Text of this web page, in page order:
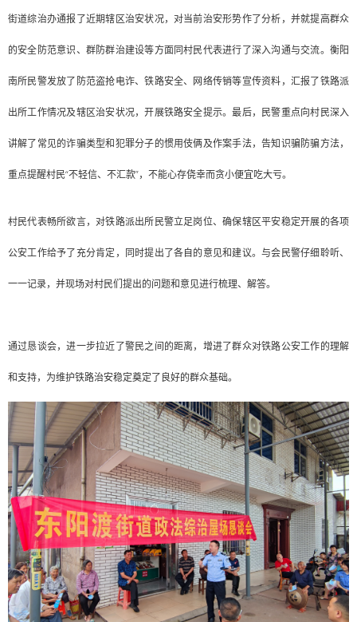
街道综治办通报了近期辖区治安状况，对当前治安形势作了分析，并就提高群众
的安全防范意识、群防群治建设等方面同村民代表进行了深入沟通与交流。衡阳
南所民警发放了防范盗抢电诈、铁路安全、网络传销等宣传资料，汇报了铁路派
出所工作情况及辖区治安状况，开展铁路安全提示。最后，民警重点向村民深入
讲解了常见的诈骗类型和犯罪分子的惯用伎俩及作案手法，告知识骗防骗方法，
重点提醒村民“不轻信、不汇款”，不能心存侥幸而贪小便宜吃大亏。
村民代表畅所欲言，对铁路派出所民警立足岗位、确保辖区平安稳定开展的各项
公安工作给予了充分肯定，同时提出了各自的意见和建议。与会民警仔细聆听、
一一记录，并现场对村民们提出的问题和意见进行梳理、解答。
通过恳谈会，进一步拉近了警民之间的距离，增进了群众对铁路公安工作的理解
和支持，为维护铁路治安稳定奠定了良好的群众基础。